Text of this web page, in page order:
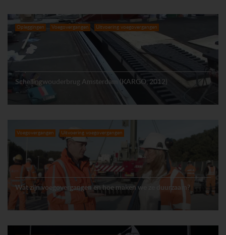
Opleggingen Voegovergangen Uitvoering voegovergangen
Schellingwouderbrug Amsterdam (KARGO, 2012)
Voegovergangen Uitvoering voegovergangen
Wat zijn voegovergangen en hoe maken we ze duurzaam?